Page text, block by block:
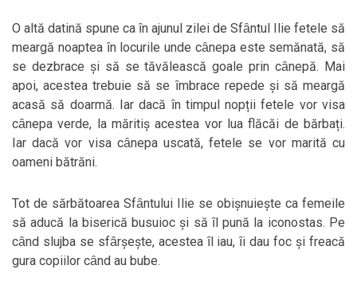
O altă datină spune ca ȋn ajunul zilei de Sfȃntul Ilie fetele să
meargă noaptea ȋn locurile unde cȃnepa este semănată, să
se dezbrace și să se tăvălească goale prin cȃnepă. Mai
apoi, acestea trebuie să se ȋmbrace repede și să meargă
acasă să doarmă. Iar dacă ȋn timpul nopții fetele vor visa
cȃnepa verde, la măritiș acestea vor lua flăcăi de bărbați.
Iar dacă vor visa cȃnepa uscată, fetele se vor marită cu
oameni bătrăni.
Tot de sărbătoarea Sfȃntului Ilie se obișnuiește ca femeile
să aducă la biserică busuioc și să ȋl pună la iconostas. Pe
cȃnd slujba se sfȃrșește, acestea ȋl iau, ȋi dau foc și freacă
gura copiilor cȃnd au bube.